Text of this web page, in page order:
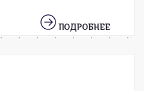
ПОДРОБНЕЕ